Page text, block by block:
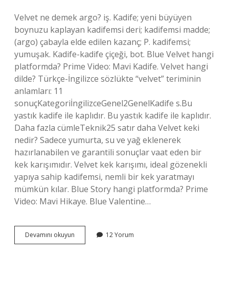
Velvet ne demek argo? iş. Kadife; yeni büyüyen
boynuzu kaplayan kadifemsi deri; kadifemsi madde;
(argo) çabayla elde edilen kazanç; P. kadifemsi;
yumuşak. Kadife-kadife çiçeği, bot. Blue Velvet hangi
platformda? Prime Video: Mavi Kadife. Velvet hangi
dilde? Türkçe-İngilizce sözlükte “velvet” teriminin
anlamları: 11
sonuçKategoriİngilizceGenel2GenelKadife s.Bu
yastık kadife ile kaplıdır. Bu yastık kadife ile kaplıdır.
Daha fazla cümleTeknik25 satır daha Velvet keki
nedir? Sadece yumurta, su ve yağ eklenerek
hazırlanabilen ve garantili sonuçlar vaat eden bir
kek karışımıdır. Velvet kek karışımı, ideal gözenekli
yapıya sahip kadifemsi, nemli bir kek yaratmayı
mümkün kılar. Blue Story hangi platformda? Prime
Video: Mavi Hikaye. Blue Valentine…
Devamını okuyun
Velvet
12 Yorum